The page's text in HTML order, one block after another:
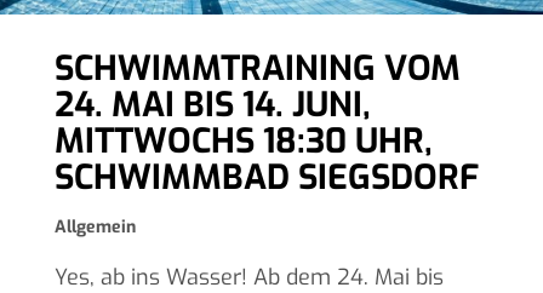
SCHWIMMTRAINING VOM
24. MAI BIS 14. JUNI,
MITTWOCHS 18:30 UHR,
SCHWIMMBAD SIEGSDORF
Allgemein
Yes, ab ins Wasser! Ab dem 24. Mai bis